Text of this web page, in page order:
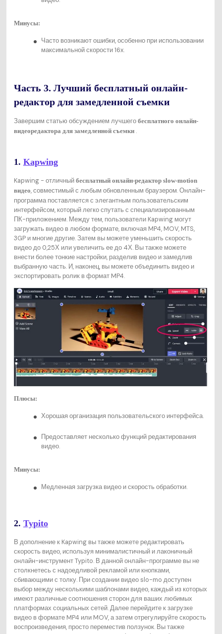
Минусы:
Часто возникают ошибки, особенно при использовании
максимальной скорости 16x.
Часть 3. Лучший бесплатный онлайн-
редактор для замедленной съемки
Завершим статью обсуждением лучшего бесплатного онлайн-
видеоредактора для замедленной съемки.
1. Kapwing
Kapwing - отличный бесплатный онлайн-редактор slow-motion
видео, совместимый с любым обновленным браузером. Онлайн-
программа поставляется с элегантным пользовательским
интерфейсом, который легко спутать с специализированным
ПК-приложением. Между тем, пользователи Kapwing могут
загружать видео в любом формате, включая MP4, MOV, MTS,
3GP и многие другие. Затем вы можете уменьшить скорость
видео до 0,25Х или увеличить ее до 4Х. Вы также можете
внести более тонкие настройки, разделив видео и замедлив
выбранную часть. И, наконец, вы можете объединить видео и
экспортировать ролик в формат MP4.
Плюсы:
Хорошая организация пользовательского интерфейса.
Предоставляет несколько функций редактирования
видео.
Минусы:
Медленная загрузка видео и скорость обработки.
2. Typito
В дополнение к Kapwing вы также можете редактировать
скорость видео, используя минималистичный и лаконичный
онлайн-инструмент Typito. В данной онлайн-программе вы не
столкнетесь с надоедливой рекламой или кнопками,
сбивающими с толку. При создании видео slo-mo доступен
выбор между несколькими шаблонами видео, каждый из которых
имеют различные соотношения сторон для ваших любимых
платформах социальных сетей. Далее перейдите к загрузке
видео в формате MP4 или MOV, а затем отрегулируйте скорость
воспроизведения, просто переместив ползунок. Вы также